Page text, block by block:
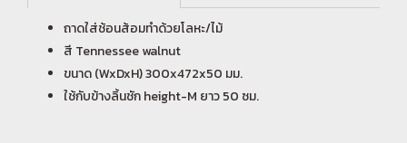
ถาดใส่ช้อนส้อมทำด้วยโลหะ/ไม้
สี Tennessee walnut
ขนาด (WxDxH) 300x472x50 มม.
ใช้กับข้างลิ้นชัก height-M ยาว 50 ซม.